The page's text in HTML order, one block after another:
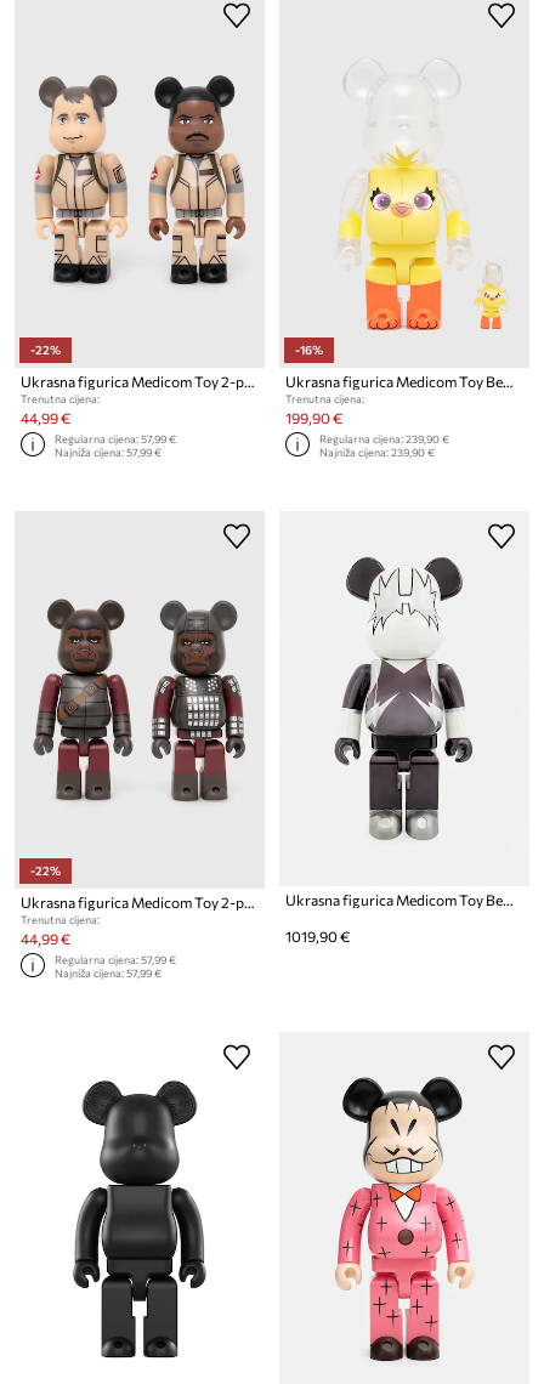
-22%
Trenutna cijena:
44,99 €
Regularna cijena:57,99 €
Najniža cijena:57,99 €
-16%
Trenutna cijena:
199,90 €
Regularna cijena:239,90 €
Najniža cijena:239,90 €
-22%
Trenutna cijena:
44,99 €
Regularna cijena:57,99 €
Najniža cijena:57,99 €
Ukrasna figurica Medicom Toy Be@rbrick KISS Space Man Chrome Ver. 1000%
1019,90 €